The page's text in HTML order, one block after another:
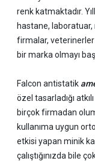
renk katmaktadır.
hastane,
firmalar, veterinerler
bir marka olmayı
Falcon antistatik
özel tasarladığı
birçok firmadan
kullanıma uygun
etkisi yapan minik
çalıştığınızda bile